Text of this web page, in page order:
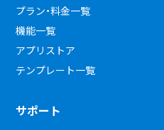
プラン・料金一覧
機能一覧
アプリストア
テンプレート一覧
サポート